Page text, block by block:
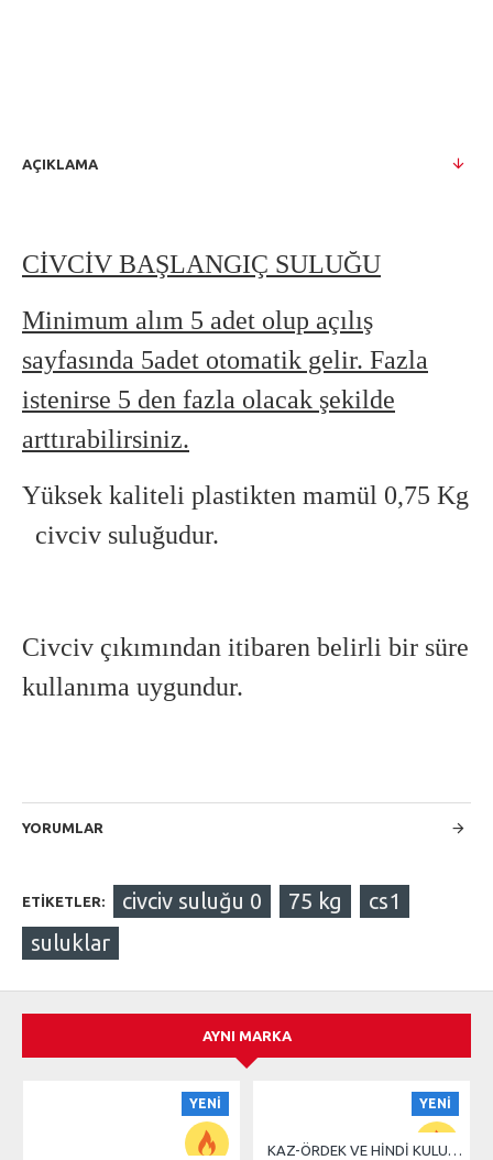
AÇIKLAMA
CİVCİV BAŞLANGIÇ SULUĞU
Minimum alım 5 adet olup açılış
sayfasında 5adet otomatik gelir. Fazla
istenirse 5 den fazla olacak şekilde
arttırabilirsiniz.
Yüksek kaliteli plastikten mamül 0,75 Kg
civciv suluğudur.
Civciv çıkımından itibaren belirli bir süre
kullanıma uygundur.
YORUMLAR
ETIKETLER: civciv suluğu 0 75 kg
cs1
suluklar
AYNI MARKA
YENI YENI
KAZ-ÖRDEK VE HİNDİ KULUÇKA MAKİNE TEREĞİ